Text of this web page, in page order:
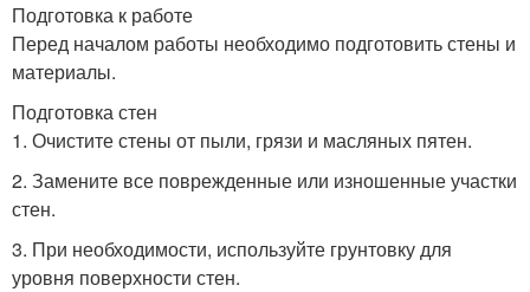
Подготовка к работе
Перед началом работы необходимо подготовить стены и
материалы.
Подготовка стен
1. Очистите стены от пыли, грязи и масляных пятен.
2. Замените все поврежденные или изношенные участки
стен.
3. При необходимости, используйте грунтовку для
уровня поверхности стен.